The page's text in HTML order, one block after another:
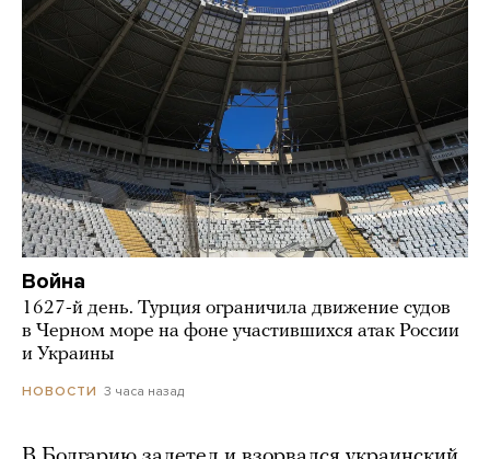
Война
1627-й день. Турция ограничила движение судов
в Черном море на фоне участившихся атак России
и Украины
НОВОСТИ 3 часа назад